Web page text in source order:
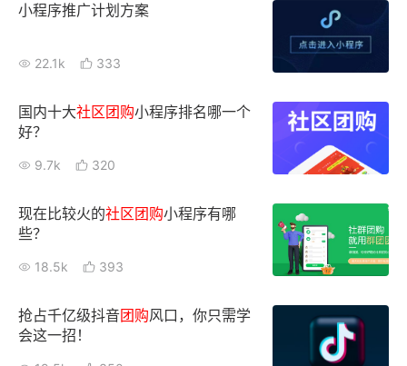
AllValue
增长产品指南
智库 产品场景库
品牌消费观
新零售资讯
培训课程
私域课程
小程序推广计划方案
22.1k 333
国内十大社区团购小程序排名哪一个
好？
9.7k 320
现在比较火的社区团购小程序有哪
些？
18.5k 393
抢占千亿级抖音团购风口，你只需学
会这一招！